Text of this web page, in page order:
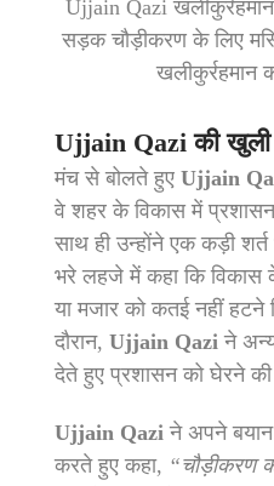
Ujjain Qazi
सड़क चौड़ीकरण के लिए
Ujjain Qazi की
मंच से बोलते हुए Ujjain
वे शहर के विकास में
साथ ही उन्होंने एक कड़ी
भरे लहजे में कहा कि विकास
या मजार को कतई नहीं
दौरान, Ujjain Qazi ने
देते हुए प्रशासन को घेरने
Ujjain Qazi ने अपने
करते हुए कहा, “चौड़ीकरण